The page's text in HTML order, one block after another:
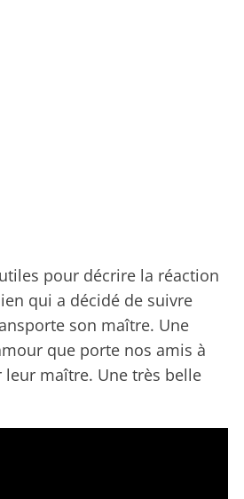
pour décrire la réaction
qui a décidé de suivre
son maître. Une
que porte nos amis à
maître. Une très belle